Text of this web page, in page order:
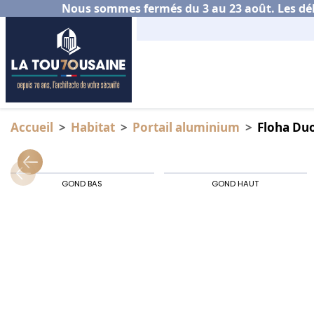
Nous sommes fermés du 3 au 23 août. Les
Accueil Habitat Portail aluminium Floha
GOND BAS GOND HAUT